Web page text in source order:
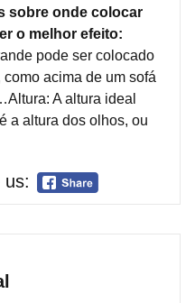
sobre onde colocar
o melhor efeito:
pode ser colocado
como acima de um sofá
A altura ideal
é a altura dos olhos, ou
us: